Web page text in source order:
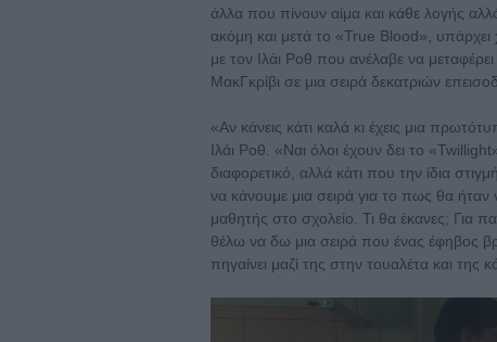
άλλα που πίνουν αίμα και κάθε λογής
ακόμη και μετά το «True Blood»,
με τον Ιλάι Ροθ που ανέλαβε να
ΜακΓκρίβι σε μια σειρά δεκατριών
«Αν κάνεις κάτι καλά κι έχεις μια
Ιλάι Ροθ. «Ναι όλοι έχουν δει το
διαφορετικό, αλλά κάτι που την ίδια
να κάνουμε μια σειρά για το πως θα
μαθητής στο σχολείο. Τι θα έκανες; Για
θέλω να δω μια σειρά που ένας έφηβος
πηγαίνει μαζί της στην τουαλέτα και της